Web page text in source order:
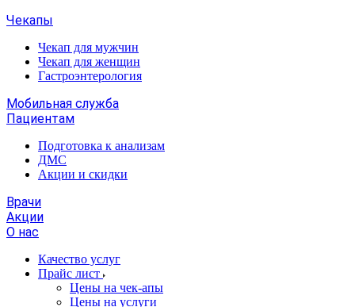
Чекапы
Чекап для мужчин
Чекап для женщин
Гастроэнтерология
Мобильная служба
Пациентам
Подготовка к анализам
­ДМС
­Акции и скидки
Врачи
Акции
О нас
Качество услуг
Прайс лист
​​​​​Цены на чек-апы
Цены на услуги